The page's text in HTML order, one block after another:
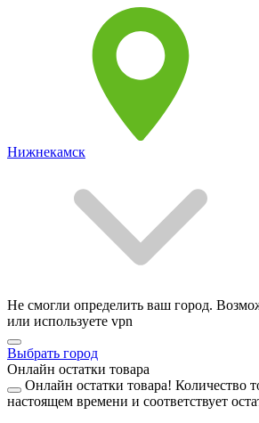
Нижнекамск
Не смогли определить ваш город.
или используете vpn
Выбрать город
Онлайн остатки товара
Онлайн остатки товара! Количество
настоящем времени и соответствует